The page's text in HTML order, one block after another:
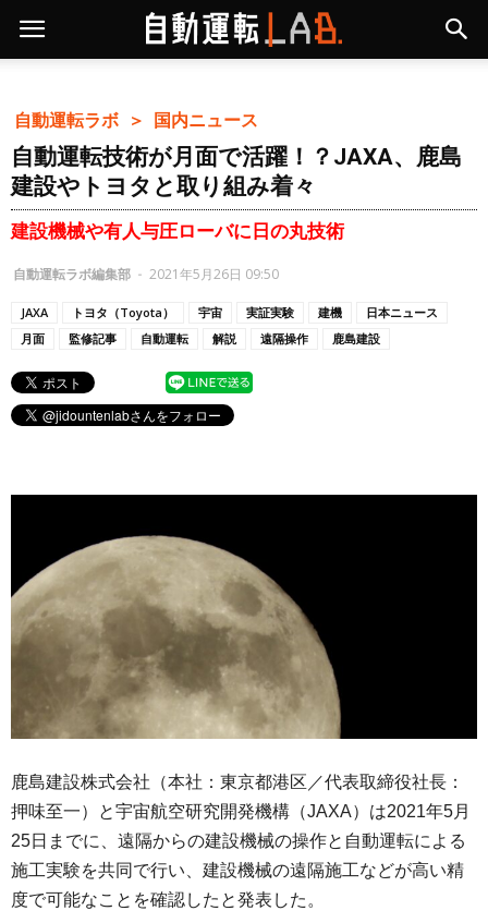
自動運転ラボ ＞ 国内ニュース
自動運転技術が月面で活躍！？JAXA、鹿島
建設やトヨタと取り組み着々
建設機械や有人与圧ローバに日の丸技術
自動運転ラボ編集部 - 2021年5月26日 09:50
JAXA トヨタ（Toyota） 宇宙 実証実験 建機
日本ニュース
月面
監修記事 自動運転 解説 遠隔操作 鹿島建設
鹿島建設株式会社（本社：東京都港区／代表取締役社長：
押味至一）と宇宙航空研究開発機構（JAXA）は2021年5月
25日までに、遠隔からの建設機械の操作と自動運転による
施工実験を共同で行い、建設機械の遠隔施工などが高い精
度で可能なことを確認したと発表した。